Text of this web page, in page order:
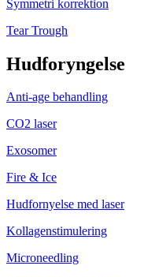
Symmetri korrektion
Tear Trough
Hudforyngelse
Anti-age behandling
CO2 laser
Exosomer
Fire & Ice
Hudfornyelse med laser
Kollagenstimulering
Microneedling